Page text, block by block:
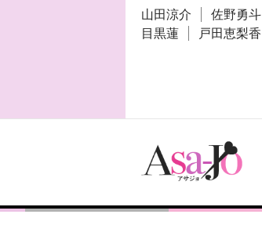
山田涼介 佐野勇斗
目黒蓮
戸田恵梨香